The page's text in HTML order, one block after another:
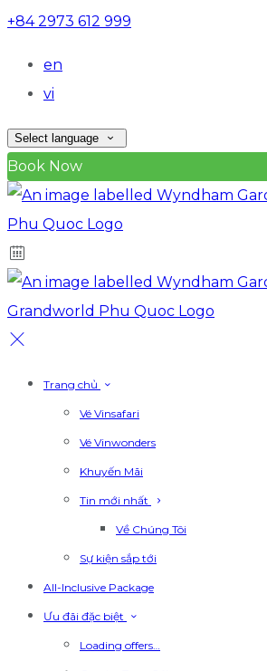
+84 2973 612 999
en
vi
Select language
Book Now
Trang chủ
Vé Vinsafari
Vé Vinwonders
Khuyến Mãi
Tin mới nhất
Về Chúng Tôi
Sự kiện sắp tới
All-Inclusive Package
Ưu đãi đặc biệt
Loading offers…